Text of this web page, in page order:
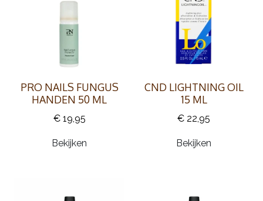
PRO NAILS FUNGUS
HANDEN 50 ML
€ 19,95
Bekijken
CND LIGHTNING OIL
15 ML
€ 22,95
Bekijken